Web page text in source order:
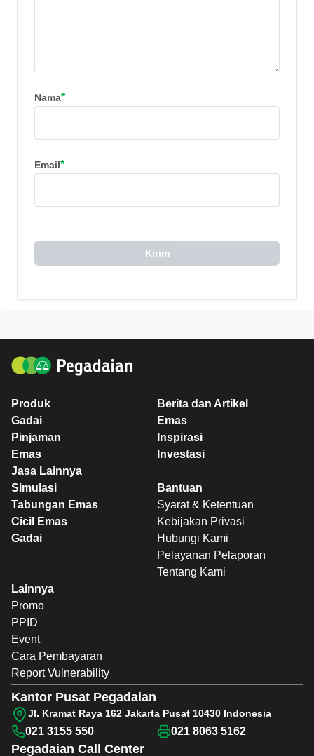
Nama*
Email*
Kirim
Produk
Gadai
Pinjaman
Emas
Jasa Lainnya
Berita dan Artikel
Emas
Inspirasi
Investasi
Simulasi
Tabungan Emas
Cicil Emas
Gadai
Bantuan
Syarat & Ketentuan
Kebijakan Privasi
Hubungi Kami
Pelayanan Pelaporan
Tentang Kami
Lainnya
Promo
PPID
Event
Cara Pembayaran
Report Vulnerability
Pegadaian Call Center
Kantor Pusat Pegadaian
Jl. Kramat Raya 162 Jakarta Pusat 10430 Indonesia
021 3155 550 021 8063 5162